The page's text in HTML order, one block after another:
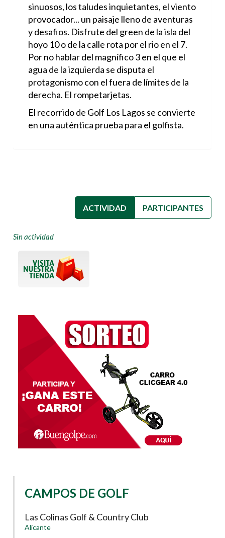
sinuosos, los taludes inquietantes, el viento
provocador... un paisaje lleno de aventuras
y desafios. Disfrute del green de la isla del
hoyo 10 o de la calle rota por el rio en el 7.
Por no hablar del magnífico 3 en el que el
agua de la izquierda se disputa el
protagonismo con el fuera de límites de la
derecha. El rompetarjetas.
El recorrido de Golf Los Lagos se convierte
en una auténtica prueba para el golfista.
ACTIVIDAD (SOLAPA ACTIVA)
PARTICIPANTES
Sin actividad
CAMPOS DE GOLF
Las Colinas Golf & Country Club
Alicante